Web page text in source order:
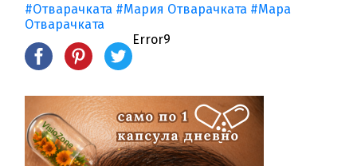
#Отварачката #Мария Отварачката #Мара
Отварачката
Error9